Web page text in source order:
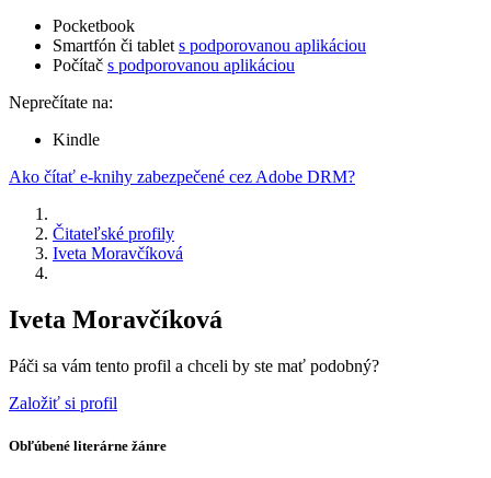
Pocketbook
Smartfón či tablet s podporovanou aplikáciou
Počítač s podporovanou aplikáciou
Neprečítate na:
Kindle
Ako čítať e-knihy zabezpečené cez Adobe DRM?
Čitateľské profily
Iveta Moravčíková
Iveta Moravčíková
Páči sa vám tento profil a chceli by ste mať podobný?
Založiť si profil
Obľúbené literárne žánre